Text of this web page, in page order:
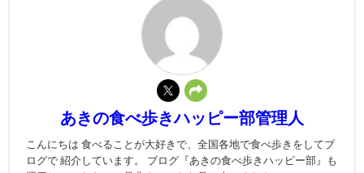
あきの食べ歩きハッピー部管理人
こんにちは 食べることが大好きで、全国各地で食べ歩きをしてブ
ログで 紹介しています。 ブログ『あきの食べ歩きハッピー部』も